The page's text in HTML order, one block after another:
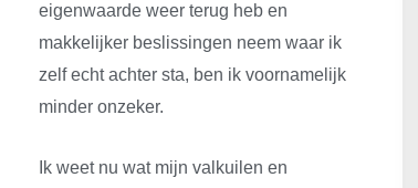
eigenwaarde weer terug heb en
makkelijker beslissingen neem waar ik
zelf echt achter sta, ben ik voornamelijk
minder onzeker.
Ik weet nu wat mijn valkuilen en